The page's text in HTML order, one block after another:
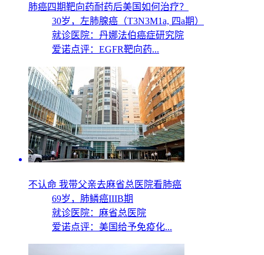
肺癌四期靶向药耐药后美国如何治疗？
30岁， 左肺腺癌（T3N3M1a, 四a期）
就诊医院：丹娜法伯癌症研究院
爱诺点评：EGFR靶向药...
不认命 我带父亲去麻省总医院看肺癌
69岁， 肺鳞癌IIIB期
就诊医院：麻省总医院
爱诺点评：美国给予免疫化...